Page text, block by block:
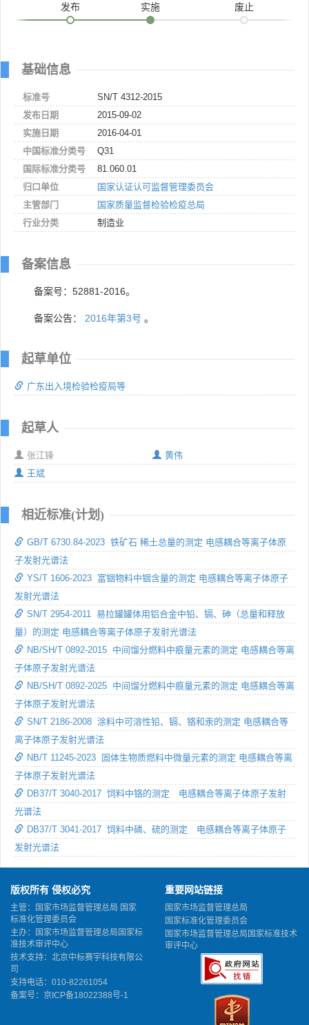
发布 实施 废止
基础信息
标准号
SN/T 4312-2015
发布日期
2015-09-02
实施日期
2016-04-01
中国标准分类号
Q31
国际标准分类号
81.060.01
归口单位
国家认证认可监督管理委员会
主管部门
国家质量监督检验检疫总局
行业分类
制造业
备案信息
备案号：52881-2016。
备案公告： 2016年第3号 。
起草单位
广东出入境检验检疫局等
起草人
张江锋
黄伟
王斌
相近标准(计划)
GB/T 6730.84-2023 铁矿石 稀土总量的测定 电感耦合等离子体原
子发射光谱法
YS/T 1606-2023 富铟物料中铟含量的测定 电感耦合等离子体原子
发射光谱法
SN/T 2954-2011 易拉罐罐体用铝合金中铅、镉、砷（总量和释放
量）的测定 电感耦合等离子体原子发射光谱法
NB/SH/T 0892-2015 中间馏分燃料中痕量元素的测定 电感耦合等离
子体原子发射光谱法
NB/SH/T 0892-2025 中间馏分燃料中痕量元素的测定 电感耦合等离
子体原子发射光谱法
SN/T 2186-2008 涂料中可溶性铅、镉、铬和汞的测定 电感耦合等
离子体原子发射光谱法
NB/T 11245-2023 固体生物质燃料中微量元素的测定 电感耦合等离
子体原子发射光谱法
DB37/T 3040-2017 饲料中铬的测定 电感耦合等离子体原子发射
光谱法
DB37/T 3041-2017 饲料中磷、硫的测定 电感耦合等离子体原子
发射光谱法
版权所有 侵权必究
主管：国家市场监督管理总局 国家
标准化管理委员会
主办：国家市场监督管理总局国家标
准技术审评中心
技术支持：北京中标赛宇科技有限公
司
支持电话：010-82261054
备案号： 京ICP备18022388号-1
重要网站链接
国家市场监督管理总局
国家标准化管理委员会
国家市场监督管理总局国家标准技术
审评中心